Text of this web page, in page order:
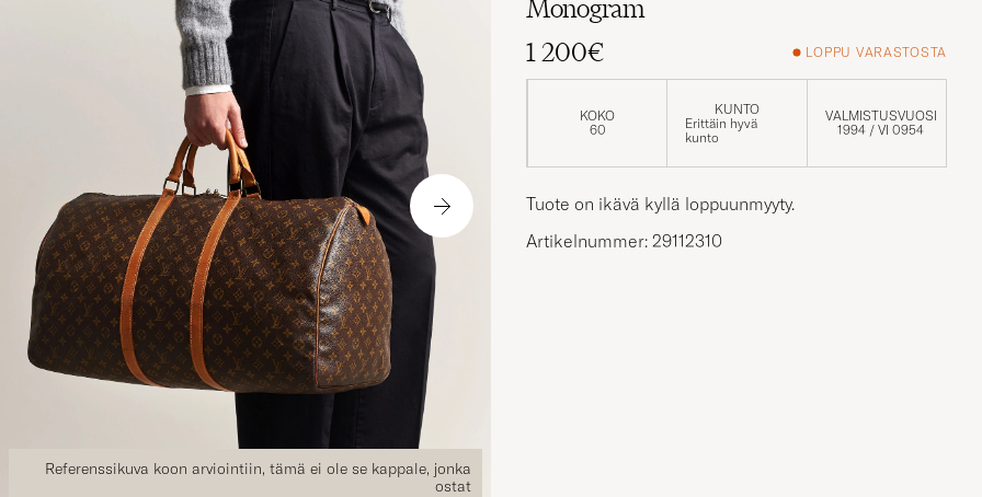
Referenssikuva koon arviointiin, tämä ei ole se kappale, jonka
ostat
Monogram
1 200€
LOPPU VARASTOSTA
KOKO
60
KUNTO
Erittäin hyvä
kunto
VALMISTUSVUOSI
1994 / VI 0954
Tuote on ikävä kyllä loppuunmyyty.
Artikelnummer: 29112310